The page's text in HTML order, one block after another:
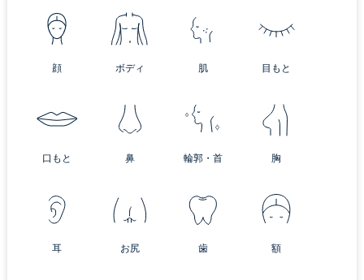
顔 ボディ 肌 目もと
口もと 鼻 輪郭・首 胸
耳 お尻 歯 額